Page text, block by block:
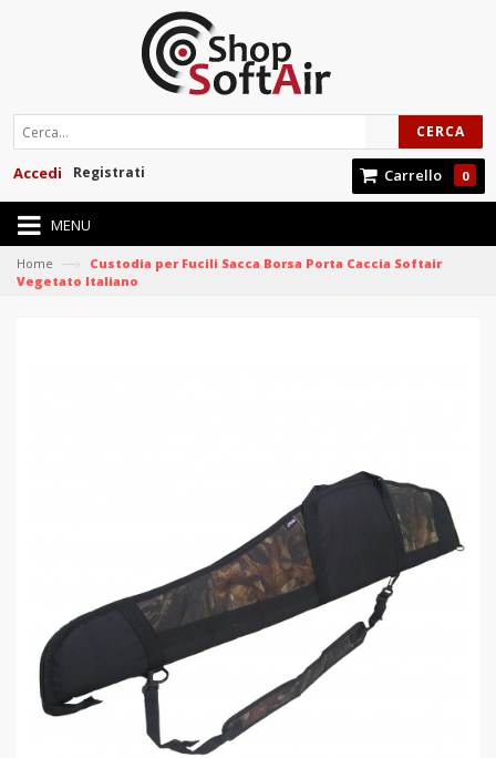
CERCA
Carrello 0
Registrati
Accedi
MENU
Home —›
Custodia per Fucili Sacca Borsa Porta Caccia Softair
Vegetato Italiano